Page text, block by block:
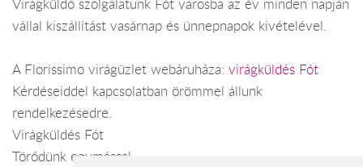
Virágküldő szolgálatunk Fót városba az év minden napján
vállal kiszállítást vasárnap és ünnepnapok kivételével.
A Florissimo virágüzlet webáruháza: virágküldés Fót
Kérdéseiddel kapcsolatban örömmel állunk
rendelkezésedre.
Virágküldés Fót
Törődünk egymással